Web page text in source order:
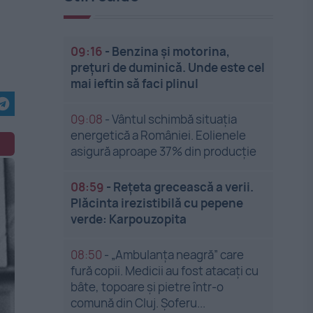
09:16 - Benzina și motorina,
prețuri de duminică. Unde este cel
mai ieftin să faci plinul
09:08 -Vântul schimbă situația
energetică a României. Eolienele
asigură aproape 37% din producție
08:59 - Rețeta grecească a verii.
Plăcinta irezistibilă cu pepene
verde: Karpouzopita
08:50 - „Ambulanța neagră” care
fură copii. Medicii au fost atacați cu
bâte, topoare și pietre într-o
comună din Cluj. Șoferu...